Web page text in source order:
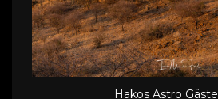
Hakos Astro